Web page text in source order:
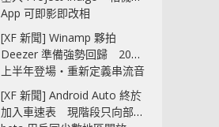
App 可即影即改相
[XF 新聞] Winamp 夥拍
Deezer 準備強勢回歸 2027
上半年登場‧重新定義串流音
樂播放器
[XF 新聞] Android Auto 終於
加入車速表 現階段只向部分